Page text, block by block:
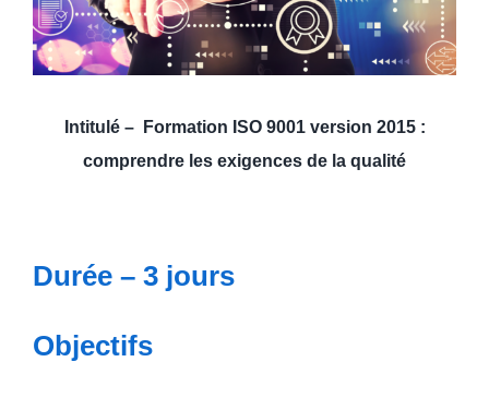
Intitulé – Formation I SO 9001 version 2015 :
comprendre les exigences de la qualité
Durée – 3 jours
Objectifs